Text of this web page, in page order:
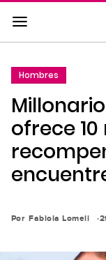
Saltar
al
contenido
a
la
navegación
principal
Hombres
ofrece
Por Fabiola Lomeli